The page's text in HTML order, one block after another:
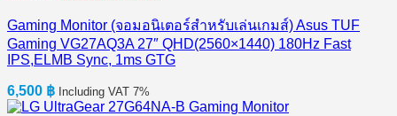
Gaming Monitor (จอมอนิเตอร์สำหรับเล่นเกมส์) Asus TUF
Gaming VG27AQ3A 27″ QHD(2560×1440) 180Hz Fast
IPS,ELMB Sync, 1ms GTG
6,500 ฿ Including VAT 7%